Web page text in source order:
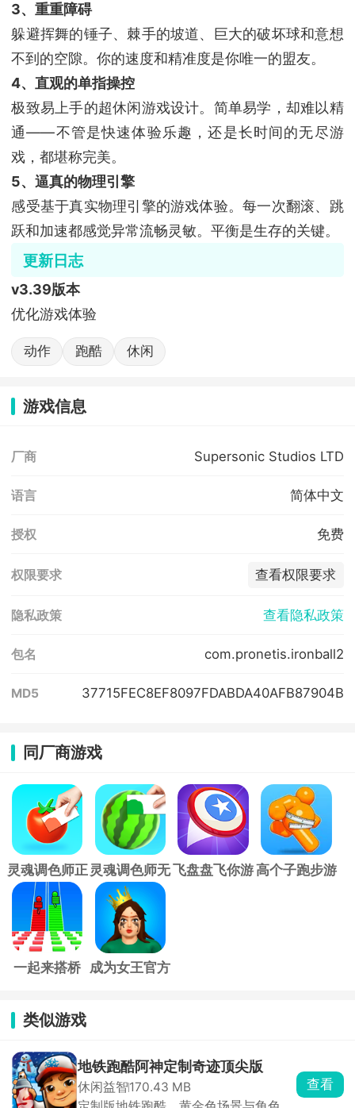
3、重重障碍
躲避挥舞的锤子、棘手的坡道、巨大的破坏球和意想
不到的空隙。你的速度和精准度是你唯一的盟友。
4、直观的单指操控
极致易上手的超休闲游戏设计。简单易学，却难以精
通——不管是快速体验乐趣，还是长时间的无尽游
戏，都堪称完美。
5、逼真的物理引擎
感受基于真实物理引擎的游戏体验。每一次翻滚、跳
跃和加速都感觉异常流畅灵敏。平衡是生存的关键。
更新日志
v3.39版本
优化游戏体验
动作 跑酷 休闲
游戏信息
厂商 Supersonic Studios LTD
语言 简体中文
授权 免费
权限要求 查看权限要求
隐私政策 查看隐私政策
包名 com.pronetis.ironball2
MD5 37715FEC8EF8097FDABDA40AFB87904B
同厂商游戏
灵魂调色师正
版
灵魂调色师无
广告版
飞盘盘飞你游高个子跑步游
一起来搭桥 成为女王官方
类似游戏
地铁跑酷阿神定制奇迹顶尖版
休闲益智170.43 MB
查看